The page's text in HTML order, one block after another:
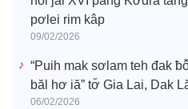
pơlei rim kâp
09/02/2026
“Puih mak sơlam teh đak
băl hơ iă” tơ̆ Gia Lai, Dak
06/02/2026